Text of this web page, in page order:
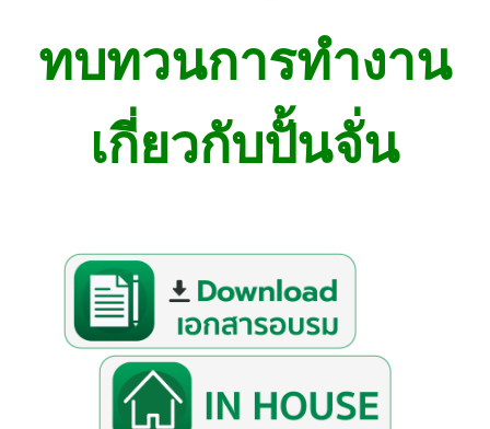
ทบทวนการทำงาน
เกี่ยวกับปั้นจั่น